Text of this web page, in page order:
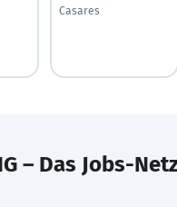
Casares
– Das Jobs-